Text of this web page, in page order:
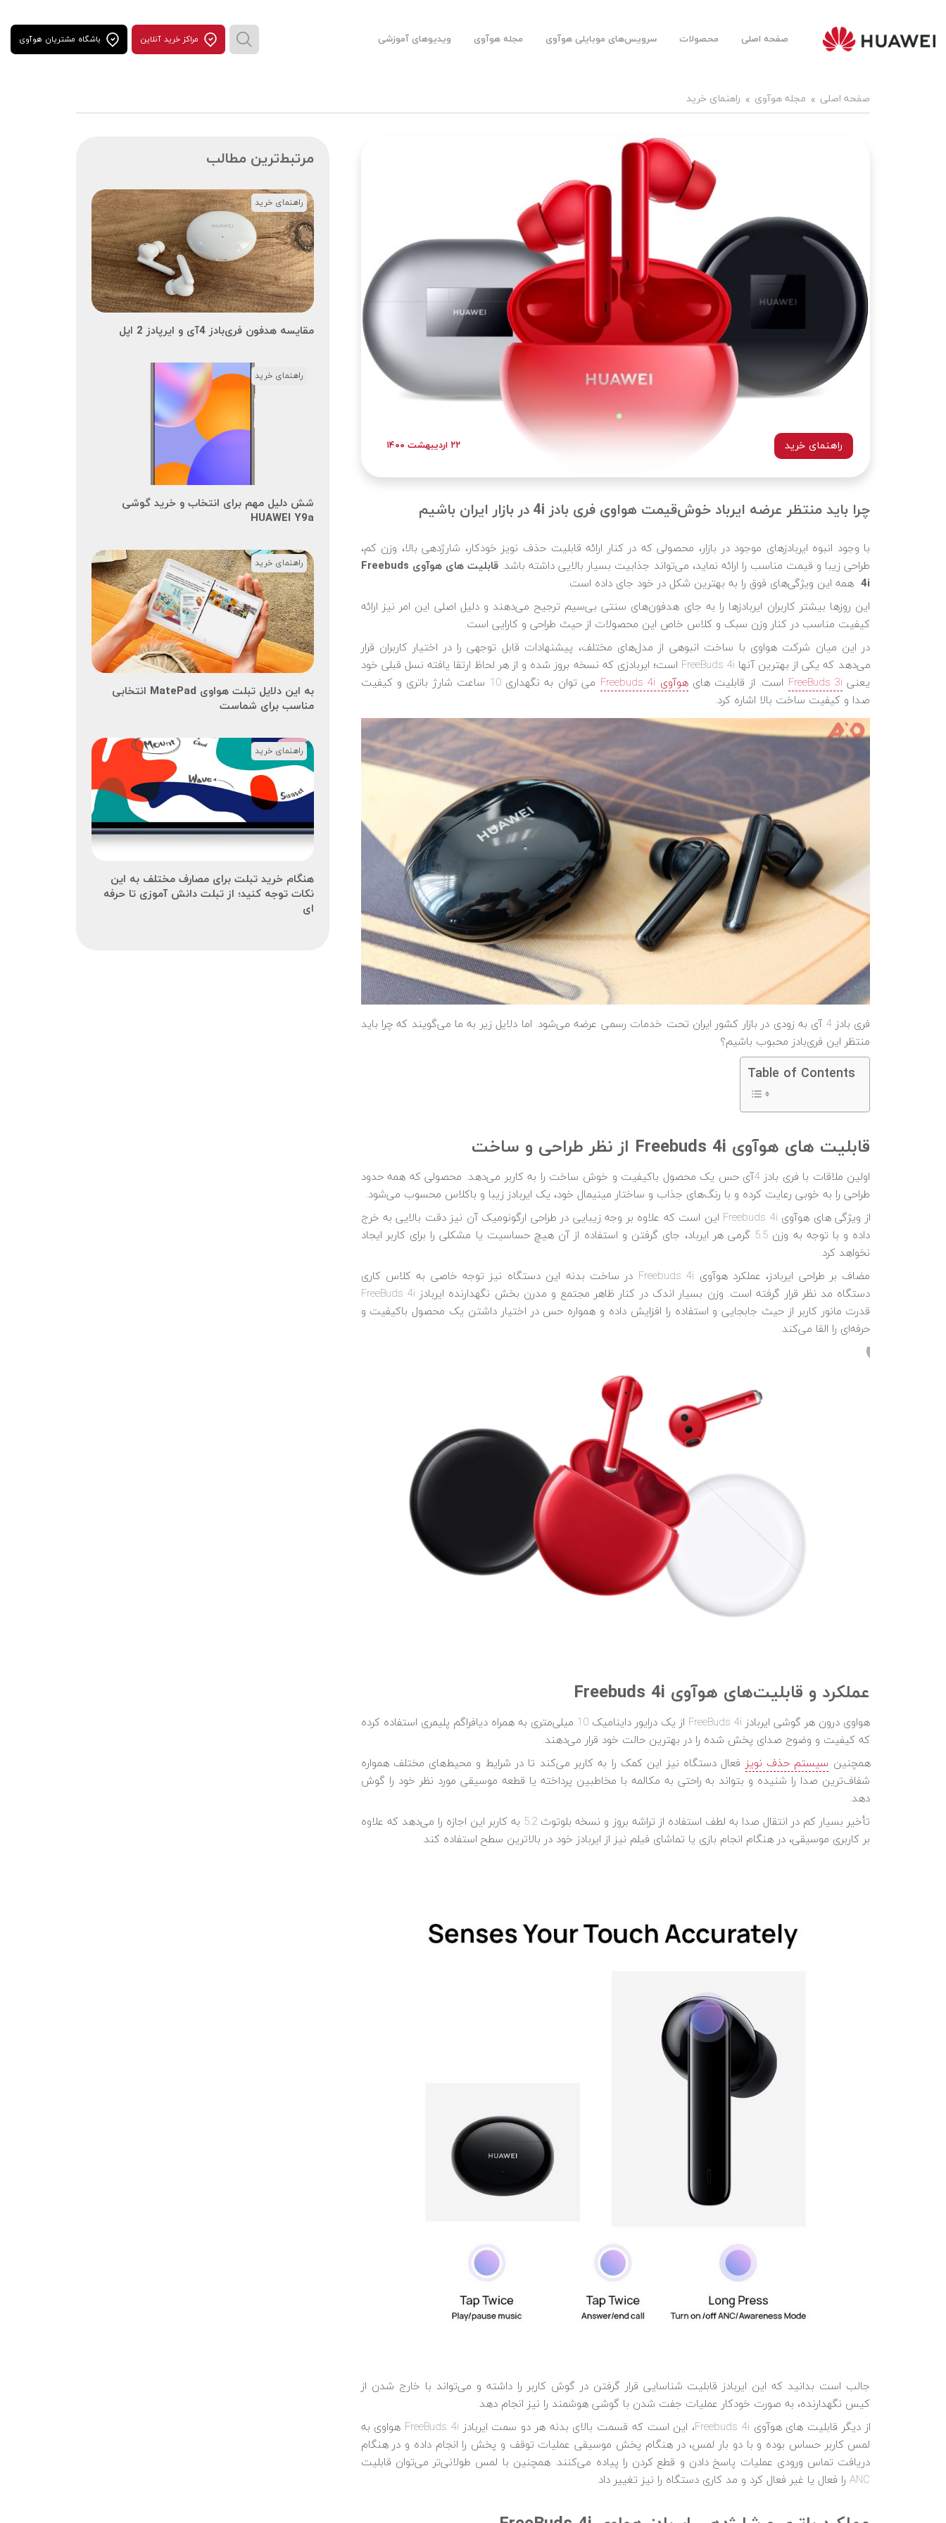
موبایل
مراكز خريد آنلاين باشگاه مشتریان هوآوی صفحه اصلی محصولات سرویس‌های موبایلی هوآوی مجله هوآوی ویدیوهای آموزشی
صفحه اصلی مجله هوآوی راهنمای خرید
۲۲ اردیبهشت ۱۴۰۰ راهنمای خرید
چرا باید منتظر عرضه ایرباد خوش‌قیمت هواوی فری بادز 4i در بازار ایران باشیم
با وجود انبوه ایربادزهای موجود در بازار، محصولی که در کنار ارائه قابلیت حذف نویز خودکار، شارژدهی بالا، وزن کم،
طراحی زیبا و قیمت مناسب را ارائه نماید، می‌تواند جذابیت بسیار بالایی داشته باشد.
قابلیت های هوآوی Freebuds
4iهمه این ویژگی‌های فوق را به بهترین شکل در خود جای داده است.
این روزها بیشتر کاربران ایربادزها را به جای هدفو‌ن‌های سنتی بی‌سیم ترجیح می‌دهند و دلیل اصلی این امر نیز ارائه
کیفیت مناسب در کنار وزن سبک و کلاس خاص این محصولات از حیث طراحی و کارایی است.
در این میان شرکت هواوی با ساخت انبوهی از مدل‌های مختلف، پیشنهادات قابل توجهی را در اختیار کاربران قرار
می‌دهد که یکی از بهترین آنها FreeBuds 4i است؛ ایربادزی که نسخه بروز شده و از هر لحاظ ارتقا یافته نسل قبلی خود
یعنی FreeBuds 3i است. از قابلیت هایهوآوی Freebuds 4i
می توان به نگهداری 10 ساعت شارژ باتری و کیفیت
صدا و کیفیت ساخت بالا اشاره کرد.
فری بادز 4 آی به زودی در بازار کشور ایران تحت خدمات رسمی عرضه می‌شود. اما دلایل زیر به ما می‌گویند که چرا باید
منتظر این فری‌بادز محبوب باشیم؟
Table of Contents
قابلیت های هوآوی Freebuds 4i از نظر طراحی و ساخت
اولین ملاقات با فری بادز 4آی حس یک محصول باکیفیت و خوش ساخت را به کاربر می‌دهد. محصولی که همه حدود
طراحی را به خوبی رعایت کرده و با رنگ‌های جذاب و ساختار مینیمال خود، یک ایربادز زیبا و باکلاس محسوب می‌شود.
از ویژگی های هوآوی Freebuds 4i این است که علاوه بر وجه زیبایی در طراحی ارگونومیک آن نیز دقت بالایی به خرج
داده و با توجه به وزن 5.5 گرمی هر ایرباد، جای گرفتن و استفاده از آن هیچ حساسیت یا مشکلی را برای کاربر ایجاد
نخواهد کرد.
مضاف بر طراحی ایربادز، عملکرد هوآوی Freebuds 4i در ساخت بدنه این دستگاه نیز توجه خاصی به کلاس کاری
دستگاه مد نظر قرار گرفته است. وزن بسیار اندک در کنار ظاهر مجتمع و مدرن بخش نگهدارنده ایربادز FreeBuds 4i
قدرت مانور کاربر از حیث جابجایی و استفاده را افزایش داده و همواره حس در اختیار داشتن یک محصول باکیفیت و
حرفه‌ای را القا می‌کند.
عملکرد و قابلیت‌های هوآوی Freebuds 4i
هواوی درون هر گوشی ایربادز FreeBuds 4i از یک درایور داینامیک 10 میلی‌متری به همراه دیافراگم پلیمری استفاده کرده
که کیفیت و وضوح صدای پخش شده را در بهترین حالت خود قرار می‌دهند.
همچنین سیستم حذف نویز فعال دستگاه نیز این کمک را به کاربر می‌کند تا در شرایط و محیط‌های مختلف همواره
شفاف‌ترین صدا را شنیده و بتواند به راحتی به مکالمه با مخاطبین پرداخته یا قطعه موسیقی مورد نظر خود را گوش
دهد.
تأخیر بسیار کم در انتقال صدا به لطف استفاده از تراشه بروز و نسخه بلوتوث 5.2 به کاربر این اجازه را می‌دهد که علاوه
بر کاربری موسیقی، در هنگام انجام بازی یا تماشای فیلم نیز از ایربادز خود در بالاترین سطح استفاده کند.
جالب است بدانید که این ایربادز قابلیت شناسایی قرار گرفتن در گوش کاربر را داشته و می‌تواند با خارج شدن از
کیس نگهدارنده، به صورت خودکار عملیات جفت شدن با گوشی هوشمند را نیز انجام دهد.
از دیگر قابلیت های هوآوی Freebuds 4i، این است که قسمت بالای بدنه هر دو سمت ایربادز FreeBuds 4i هواوی به
لمس کاربر حساس بوده و با دو بار لمس، در هنگام پخش موسیقی عملیات توقف و پخش را انجام داده و در هنگام
دریافت تماس ورودی عملیات پاسخ دادن و قطع کردن را پیاده می‌کنند. همچنین با لمس طولانی‌تر می‌توان قابلیت
ANC را فعال یا غیر فعال کرد و مد کاری دستگاه را نیز تغییر داد.
مرتبط‌ترین مطالب
مقایسه هدفون فری‌بادز 4آی و ایرپادز 2 اپل
راهنمای خرید
شش دلیل مهم برای انتخاب و خرید گوشی
HUAWEI Y9a
راهنمای خرید
به این دلایل تبلت هواوی MatePad انتخابی
مناسب برای شماست
راهنمای خرید
هنگام خرید تبلت برای مصارف مختلف به این
نکات توجه کنید؛ از تبلت دانش آموزی تا حرفه
ای
راهنمای خرید